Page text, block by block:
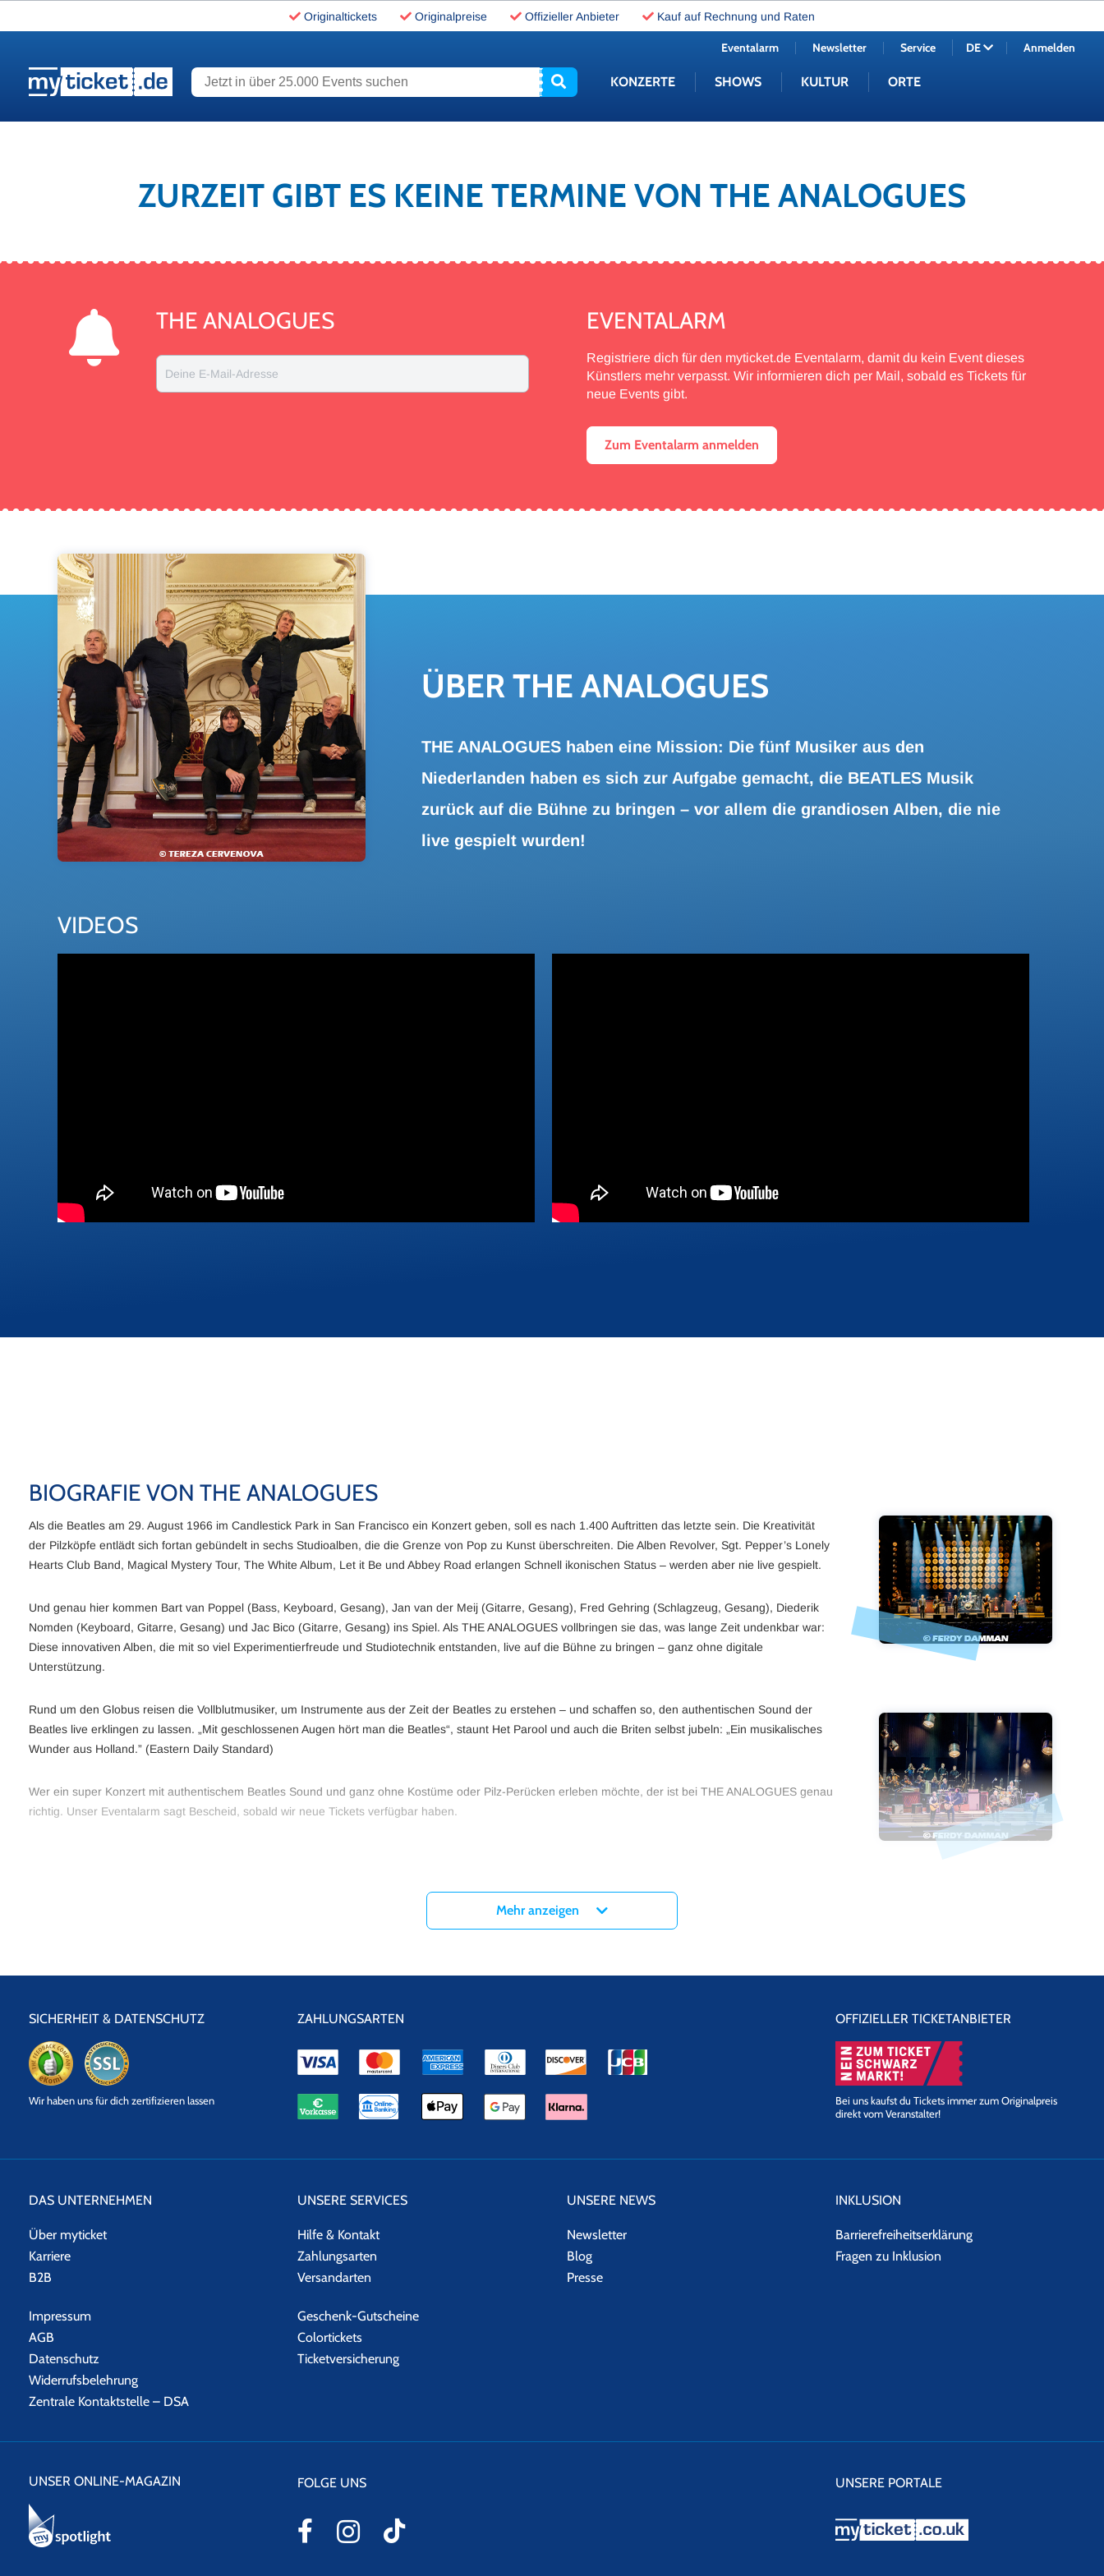
Originaltickets Originalpreise Offizieller Anbieter Kauf auf Rechnung und Raten
Jetzt in über 25.000 Events suchen KONZERTE SHOWS KULTUR ORTE
Eventalarm Newsletter Service DE Anmelden
ZURZEIT GIBT ES KEINE TERMINE VON THE ANALOGUES
THE ANALOGUES
Deine E-Mail-Adresse
EVENTALARM
Registriere dich für den myticket.de Eventalarm, damit du kein Event dieses
Künstlers mehr verpasst. Wir informieren dich per Mail, sobald es Tickets für
neue Events gibt.
Zum Eventalarm anmelden
ÜBER THE ANA­LO­GUES
THE ANALOGUES haben eine Mission: Die fünf Musiker aus den
Niederlanden haben es sich zur Aufgabe gemacht, die BEATLES Musik
zurück auf die Bühne zu bringen – vor allem die grandiosen Alben, die nie
live gespielt wurden!
VIDEOS
BIOGRAFIE VON THE ANALOGUES
Als die Beatles am 29. August 1966 im Candlestick Park in San Francisco ein Konzert geben, soll es nach 1.400 Auftritten das letzte sein. Die Kreativität
der Pilzköpfe entlädt sich fortan gebündelt in sechs Studioalben, die die Grenze von Pop zu Kunst überschreiten. Die Alben Revolver, Sgt. Pepper’s Lonely
Hearts Club Band, Magical Mystery Tour, The White Album, Let it Be und Abbey Road erlangen Schnell ikonischen Status – werden aber nie live gespielt.
Und genau hier kommen Bart van Poppel (Bass, Keyboard, Gesang), Jan van der Meij (Gitarre, Gesang), Fred Gehring (Schlagzeug, Gesang), Diederik
Nomden (Keyboard, Gitarre, Gesang) und Jac Bico (Gitarre, Gesang) ins Spiel. Als THE ANALOGUES vollbringen sie das, was lange Zeit undenkbar war:
Diese innovativen Alben, die mit so viel Experimentierfreude und Studiotechnik entstanden, live auf die Bühne zu bringen – ganz ohne digitale
Unterstützung.
Rund um den Globus reisen die Vollblutmusiker, um Instrumente aus der Zeit der Beatles zu erstehen – und schaffen so, den authentischen Sound der
Beatles live erklingen zu lassen. „Mit geschlossenen Augen hört man die Beatles“, staunt Het Parool und auch die Briten selbst jubeln: „Ein musikalisches
Wunder aus Holland.” (Eastern Daily Standard)
Wer ein super Konzert mit authentischem Beatles Sound und ganz ohne Kostüme oder Pilz-Perücken erleben möchte, der ist bei THE ANALOGUES genau
richtig. Unser Eventalarm sagt Bescheid, sobald wir neue Tickets verfügbar haben.
Mehr anzeigen
SICHERHEIT & DATENSCHUTZ
Datensicherheit
Wir haben uns für dich zertifizieren lassen
ZAHLUNGSARTEN OFFIZIELLER TICKETANBIETER
Bei uns kaufst du Tickets immer zum Originalpreis
direkt vom Veranstalter!
DAS UNTERNEHMEN
Über myticket
Karriere
B2B
Impressum
AGB
Datenschutz
Widerrufsbelehrung
Zentrale Kontaktstelle – DSA
UNSERE SERVICES
Hilfe & Kontakt
Zahlungsarten
Versandarten
Geschenk-Gutscheine
Colortickets
Ticketversicherung
UNSERE NEWS
Newsletter
Blog
Presse
INKLUSION
Barrierefreiheitserklärung
Fragen zu Inklusion
UNSER ONLINE-MAGAZIN FOLGE UNS UNSERE PORTALE